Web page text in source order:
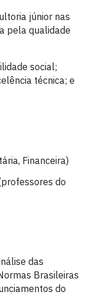
júnior nas
pela qualidade
social;
técnica; e
Financeira)
do
das
Brasileiras
do